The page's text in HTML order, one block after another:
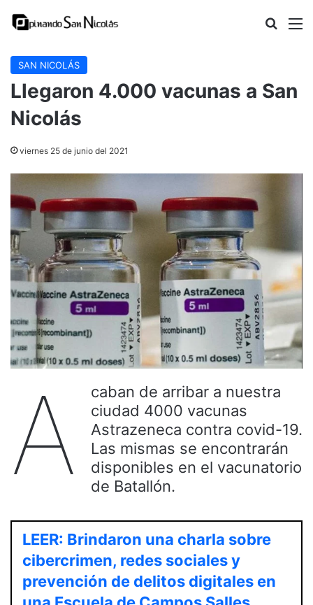
Buscar
SAN NICOLÁS
Llegaron 4.000 vacunas a San
Nicolás
viernes 25 de junio del 2021
A
caban de arribar a nuestra
ciudad 4000 vacunas
Astrazeneca contra covid-19.
Las mismas se encontrarán
disponibles en el vacunatorio
de Batallón.
LEER: Brindaron una charla sobre
cibercrimen, redes sociales y
prevención de delitos digitales en